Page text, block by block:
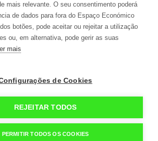
para a rede fixa nacional)
Cookies
Política de Privacidade
e Condições de Utilização do Site
mais relevante. O seu consentimento poderá
de dados para fora do Espaço Económico
botões, pode aceitar ou rejeitar a utilização
ou, em alternativa, pode gerir as suas
mais
de Cookies
REJEITAR TODOS
PERMITIR TODOS OS COOKIES